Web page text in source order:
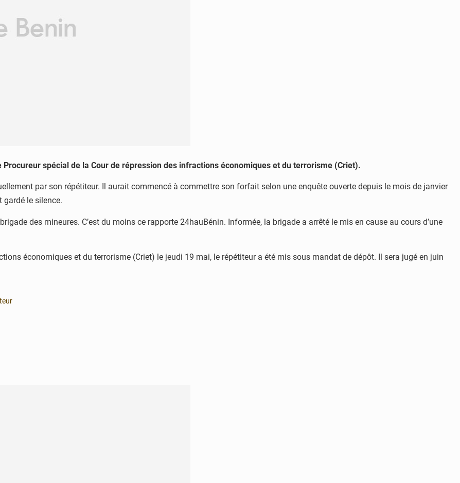
spécial de la Cour de répression des infractions économiques et du terrorisme (Criet).
par son répétiteur. Il aurait commencé à commettre son forfait selon une enquête ouverte depuis le mois de janvier
gardé le silence.
des mineures. C’est du moins ce rapporte 24hauBénin. Informée, la brigade a arrêté le mis en cause au cours d’une
économiques et du terrorisme (Criet) le jeudi 19 mai, le répétiteur a été mis sous mandat de dépôt. Il sera jugé en juin